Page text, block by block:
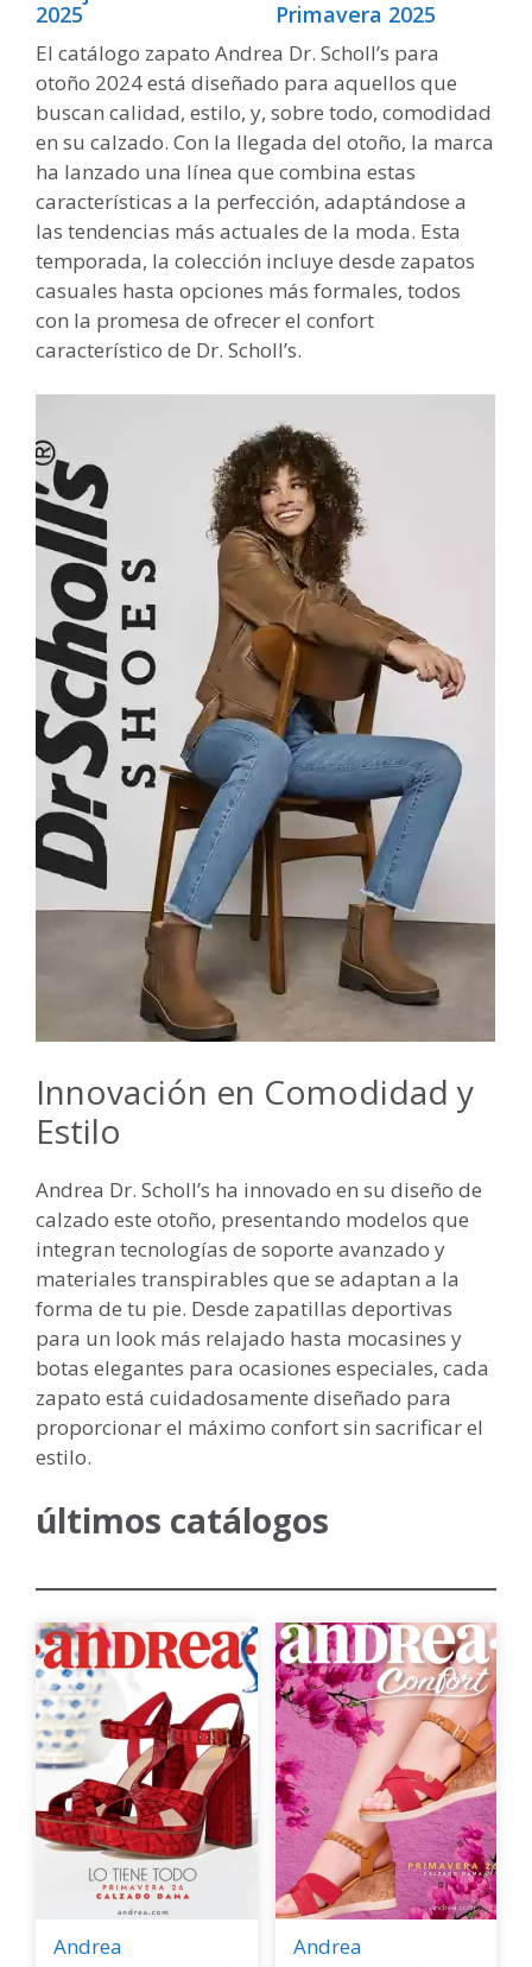
2025 Primavera 2025
El catálogo zapato Andrea Dr. Scholl’s para
otoño 2024 está diseñado para aquellos que
buscan calidad, estilo, y, sobre todo, comodidad
en su calzado. Con la llegada del otoño, la marca
ha lanzado una línea que combina estas
características a la perfección, adaptándose a
las tendencias más actuales de la moda. Esta
temporada, la colección incluye desde zapatos
casuales hasta opciones más formales, todos
con la promesa de ofrecer el confort
característico de Dr. Scholl’s.
Innovación en Comodidad y
Estilo
Andrea Dr. Scholl’s ha innovado en su diseño de
calzado este otoño, presentando modelos que
integran tecnologías de soporte avanzado y
materiales transpirables que se adaptan a la
forma de tu pie. Desde zapatillas deportivas
para un look más relajado hasta mocasines y
botas elegantes para ocasiones especiales, cada
zapato está cuidadosamente diseñado para
proporcionar el máximo confort sin sacrificar el
estilo.
últimos catálogos
Andrea Andrea